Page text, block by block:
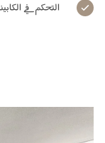
التحكم في